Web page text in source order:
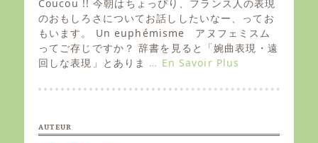
e
d
o
n
Coucou !! 今朝はちょっぴり、フランス人の表現
のおもしろさについてお話ししたいなー、ってお
もいます。 Un euphémisme アヌフェミスム
ってご存じですか？ 辞書を見ると「婉曲表現・遠
回しな表現」とありま … En Savoir Plus
AUTEUR